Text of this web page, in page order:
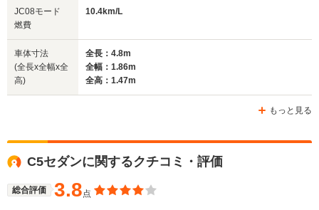
サイズ
(全長x全幅x全高)
WLTCモード
燃費
全幅
1.77m～1.78m
JC08モード
燃費
10.4km/L
車体寸法
(全長x全幅x全
高)
全長：4.8m
全幅：1.86m
全高：1.47m
もっと見る
C5セダンに関するクチコミ・評価
総合評価 3.8 点